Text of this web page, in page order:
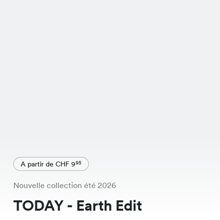
A partir de CHF 995
Nouvelle collection été 2026
TODAY - Earth Edit